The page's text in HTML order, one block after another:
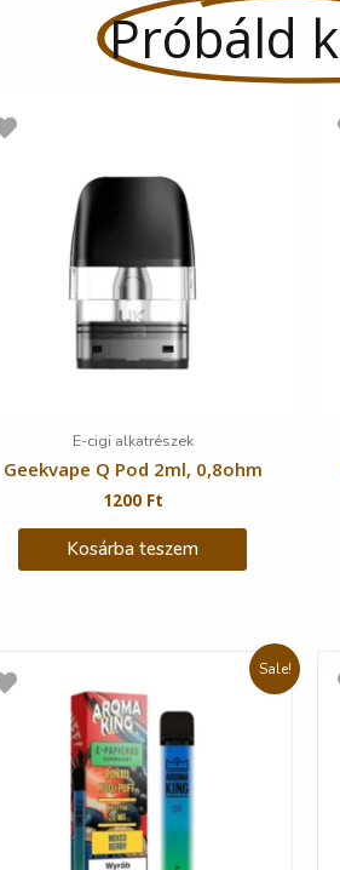
Próbáld
E-cigi alkatrészek
Geekvape Q Pod 2ml, 0,8ohm
1200 Ft
Kosárba teszem
Sale!